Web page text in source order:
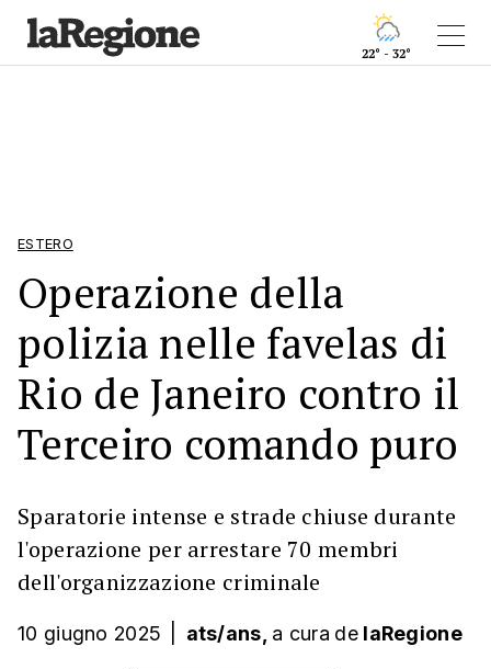
22° - 32°
ESTERO
Operazione della
polizia nelle favelas di
Rio de Janeiro contro il
Terceiro comando puro
Sparatorie intense e strade chiuse durante
l'operazione per arrestare 70 membri
dell'organizzazione criminale
10 giugno 2025 ats/ans, a cura de laRegione